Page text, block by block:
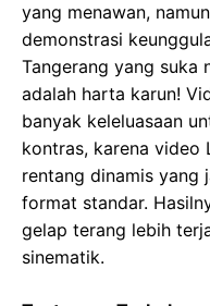
yang menawan,
demonstrasi
Tangerang yang
adalah harta karun!
banyak keleluasaan
kontras, karena video
rentang dinamis yang
format standar.
gelap terang lebih
sinematik.